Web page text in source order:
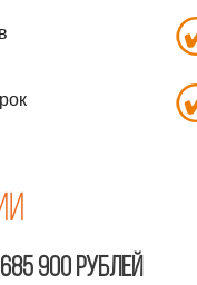
900 РУБЛЕЙ